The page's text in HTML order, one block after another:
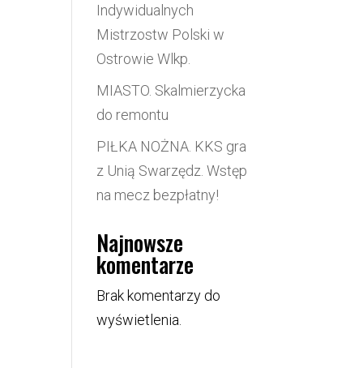
Indywidualnych
Mistrzostw Polski w
Ostrowie Wlkp.
MIASTO. Skalmierzycka
do remontu
PIŁKA NOŻNA. KKS gra
z Unią Swarzędz. Wstęp
na mecz bezpłatny!
Najnowsze
komentarze
Brak komentarzy do
wyświetlenia.